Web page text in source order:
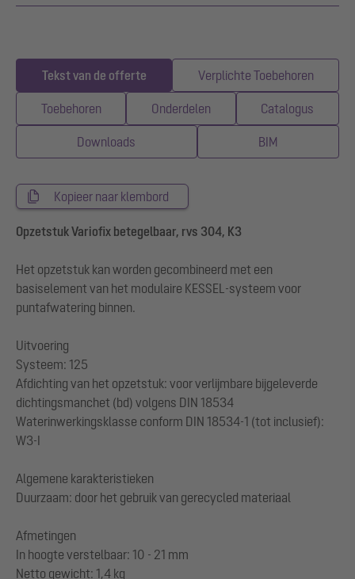
Tekst van de offerte Verplichte Toebehoren
Toebehoren Onderdelen Catalogus
Downloads BIM
Kopieer naar klembord
Opzetstuk Variofix betegelbaar, rvs 304, K3
Het opzetstuk kan worden gecombineerd met een
basiselement van het modulaire KESSEL-systeem voor
puntafwatering binnen.
Uitvoering
Systeem: 125
Afdichting van het opzetstuk: voor verlijmbare bijgeleverde
dichtingsmanchet (bd) volgens DIN 18534
Waterinwerkingsklasse conform DIN 18534-1 (tot inclusief):
W3-I
Algemene karakteristieken
Duurzaam: door het gebruik van gerecycled materiaal
Afmetingen
In hoogte verstelbaar: 10 - 21 mm
Netto gewicht: 1,4 kg